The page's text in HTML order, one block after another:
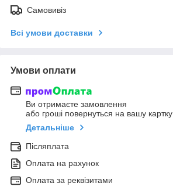
Самовивіз
Всі умови доставки
Умови оплати
Ви отримаєте замовлення
або гроші повернуться на вашу картку
Детальніше
Післяплата
Оплата на рахунок
Оплата за реквізитами